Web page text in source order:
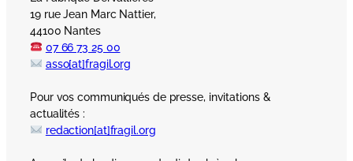
19 rue Jean Marc Nattier,
44100 Nantes
07 66 73 25 00
asso[at]fragil.org
Pour vos communiqués de presse, invitations &
actualités :
redaction[at]fragil.org